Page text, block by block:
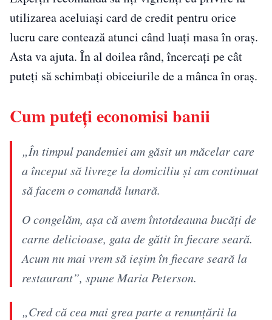
utilizarea aceluiași card de credit pentru orice
lucru care contează atunci când luați masa în oraș.
Asta va ajuta. În al doilea rând, încercați pe cât
puteți să schimbați obiceiurile de a mânca în oraș.
Cum puteți economisi banii
„În timpul pandemiei am găsit un măcelar care
a început să livreze la domiciliu și am continuat
să facem o comandă lunară.
O congelăm, așa că avem întotdeauna bucăți de
carne delicioase, gata de gătit în fiecare seară.
Acum nu mai vrem să ieșim în fiecare seară la
restaurant”, spune Maria Peterson.
„Cred că cea mai grea parte a renunțării la